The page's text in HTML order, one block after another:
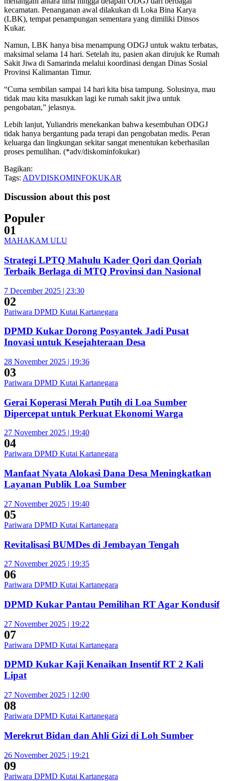
kecamatan. Penanganan awal dilakukan di Loka Bina Karya
(LBK), tempat penampungan sementara yang dimiliki Dinsos
Kukar.
Namun, LBK hanya bisa menampung ODGJ untuk waktu terbatas,
maksimal selama 14 hari. Setelah itu, pasien akan dirujuk ke Rumah
Sakit Jiwa di Samarinda melalui koordinasi dengan Dinas Sosial
Provinsi Kalimantan Timur.
“Cuma sembilan sampai 14 hari kita bisa tampung. Solusinya, mau
tidak mau kita masukkan lagi ke rumah sakit jiwa untuk
pengobatan,” jelasnya.
Lebih lanjut, Yuliandris menekankan bahwa kesembuhan ODGJ
tidak hanya bergantung pada terapi dan pengobatan medis. Peran
keluarga dan lingkungan sekitar sangat menentukan keberhasilan
proses pemulihan. (*adv/diskominfokukar)
Bagikan:
Tags: ADVDISKOMINFOKUKAR
Discussion about this post
Populer
01
MAHAKAM ULU
Strategi LPTQ Mahulu Kader Qori dan Qoriah
Terbaik Berlaga di MTQ Provinsi dan Nasional
7 December 2025 | 23:30
02
Pariwara DPMD Kutai Kartanegara
DPMD Kukar Dorong Posyantek Jadi Pusat
Inovasi untuk Kesejahteraan Desa
28 November 2025 | 19:36
03
Pariwara DPMD Kutai Kartanegara
Gerai Koperasi Merah Putih di Loa Sumber
Dipercepat untuk Perkuat Ekonomi Warga
27 November 2025 | 19:40
04
Pariwara DPMD Kutai Kartanegara
Manfaat Nyata Alokasi Dana Desa Meningkatkan
Layanan Publik Loa Sumber
27 November 2025 | 19:40
05
Pariwara DPMD Kutai Kartanegara
Revitalisasi BUMDes di Jembayan Tengah
27 November 2025 | 19:35
06
Pariwara DPMD Kutai Kartanegara
DPMD Kukar Pantau Pemilihan RT Agar Kondusif
27 November 2025 | 19:22
07
Pariwara DPMD Kutai Kartanegara
DPMD Kukar Kaji Kenaikan Insentif RT 2 Kali
Lipat
27 November 2025 | 12:00
08
Pariwara DPMD Kutai Kartanegara
Merekrut Bidan dan Ahli Gizi di Loh Sumber
26 November 2025 | 19:21
09
Pariwara DPMD Kutai Kartanegara